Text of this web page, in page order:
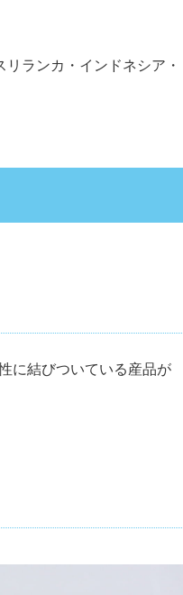
ランカ・インドネシア・
に結びついている産品が